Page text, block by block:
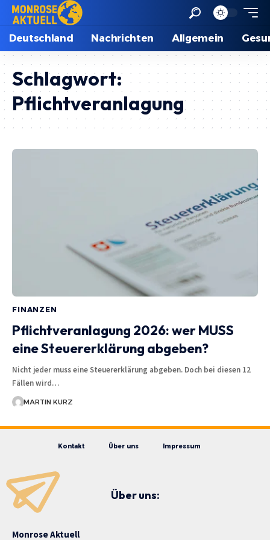
Deutschland Nachrichten Allgemein
Schlagwort:
Pflichtveranlagung
FINANZEN
Pflichtveranlagung 2026: wer MUSS
eine Steuererklärung abgeben?
Nicht jeder muss eine Steuererklärung abgeben. Doch bei diesen 12
Fällen wird…
MARTIN KURZ
Kontakt Über uns Impressum
Über uns:
Monrose Aktuell